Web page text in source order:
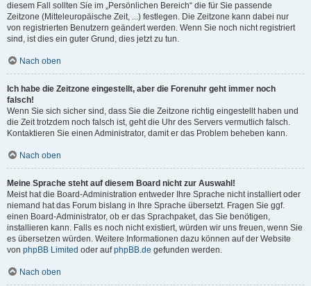
diesem Fall sollten Sie im „Persönlichen Bereich“ die für Sie passende
Zeitzone (Mitteleuropäische Zeit, ...) festlegen. Die Zeitzone kann dabei nur
von registrierten Benutzern geändert werden. Wenn Sie noch nicht registriert
sind, ist dies ein guter Grund, dies jetzt zu tun.
Nach oben
Ich habe die Zeitzone eingestellt, aber die Forenuhr geht immer noch
falsch!
Wenn Sie sich sicher sind, dass Sie die Zeitzone richtig eingestellt haben und
die Zeit trotzdem noch falsch ist, geht die Uhr des Servers vermutlich falsch.
Kontaktieren Sie einen Administrator, damit er das Problem beheben kann.
Nach oben
Meine Sprache steht auf diesem Board nicht zur Auswahl!
Meist hat die Board-Administration entweder Ihre Sprache nicht installiert oder
niemand hat das Forum bislang in Ihre Sprache übersetzt. Fragen Sie ggf.
einen Board-Administrator, ob er das Sprachpaket, das Sie benötigen,
installieren kann. Falls es noch nicht existiert, würden wir uns freuen, wenn Sie
es übersetzen würden. Weitere Informationen dazu können auf der Website
von phpBB Limited oder aufphpBB.de gefunden werden.
Nach oben